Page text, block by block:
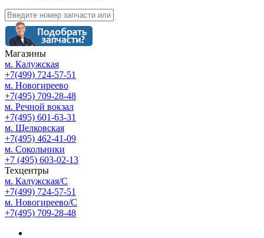
Магазины
м. Калужская
+7(499) 724-57-51
м. Новогиреево
+7(495) 709-28-48
м. Речной вокзал
+7(495) 601-63-31
м. Щелковская
+7(495) 462-41-09
м. Сокольники
+7 (495) 603-02-13
Техцентры
м. Калужская/С
+7(499) 724-57-51
м. Новогиреево/С
+7(495) 709-28-48